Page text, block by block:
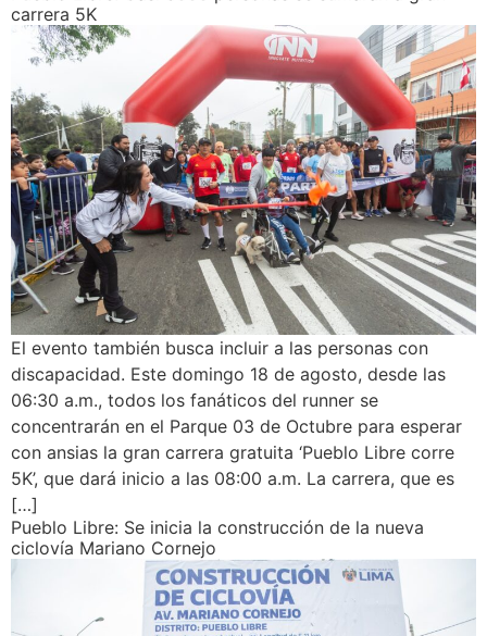
carrera 5K
El evento también busca incluir a las personas con
discapacidad. Este domingo 18 de agosto, desde las
06:30 a.m., todos los fanáticos del runner se
concentrarán en el Parque 03 de Octubre para esperar
con ansias la gran carrera gratuita ‘Pueblo Libre corre
5K’, que dará inicio a las 08:00 a.m. La carrera, que es
[…]
Pueblo Libre: Se inicia la construcción de la nueva
ciclovía Mariano Cornejo